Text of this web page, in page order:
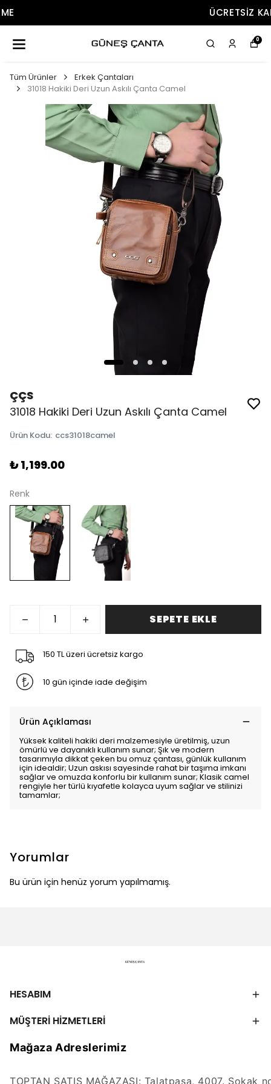
0
Tüm Ürünler
Erkek Çantaları
31018 Hakiki Deri Uzun Askılı Çanta Camel
ÇÇS
31018 Hakiki Deri Uzun Askılı Çanta Camel
Ürün Kodu: ccs31018camel
₺ 1,199.00
Renk
SEPETE EKLE
150 TL üzeri ücretsiz kargo
10 gün içinde iade değişim
Ürün Açıklaması
Yüksek kaliteli hakiki deri malzemesiyle üretilmiş, uzun
ömürlü ve dayanıklı kullanım sunar; Şık ve modern
tasarımıyla dikkat çeken bu omuz çantası, günlük kullanım
için idealdir; Uzun askısı sayesinde rahat bir taşıma imkanı
sağlar ve omuzda konforlu bir kullanım sunar; Klasik camel
rengiyle her türlü kıyafetle kolayca uyum sağlar ve stilinizi
tamamlar;
Yorumlar
Bu ürün için henüz yorum yapılmamış.
HESABIM
MÜŞTERİ HİZMETLERİ
Mağaza Adreslerimiz
TOPTAN SATIŞ MAĞAZASI: Talatpaşa, 4007. Sokak